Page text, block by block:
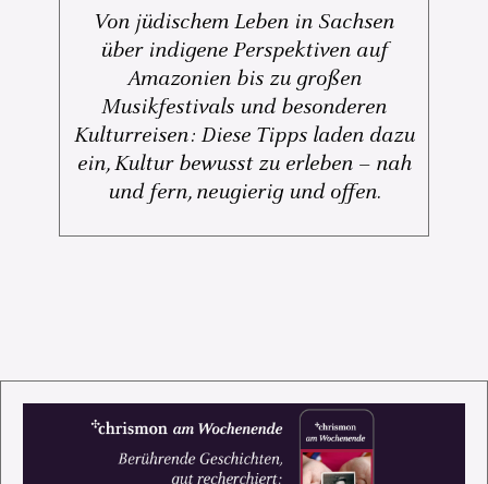
Von jüdischem Leben in Sachsen
über indigene Perspektiven auf
Amazonien bis zu großen
Musikfestivals und besonderen
Kulturreisen: Diese Tipps laden dazu
ein, Kultur bewusst zu erleben – nah
und fern, neugierig und offen.